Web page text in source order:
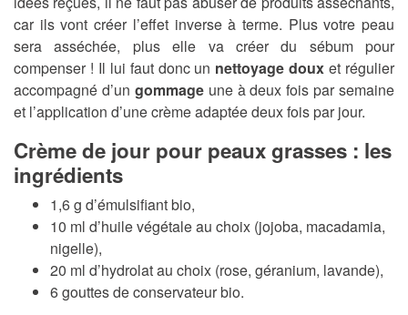
car ils vont créer l’effet inverse à terme. Plus votre peau
sera asséchée, plus elle va créer du sébum pour
compenser ! Il lui faut donc un nettoyage doux et régulier
accompagné d’un gommageune à deux fois par semaine
et l’application d’une crème adaptée deux fois par jour.
Crème de jour pour peaux grasses : les
ingrédients
1,6 g d’émulsifiant bio,
10 ml d’huile végétale au choix (jojoba, macadamia,
nigelle),
20 ml d’hydrolat au choix (rose, géranium, lavande),
6 gouttes de conservateur bio.